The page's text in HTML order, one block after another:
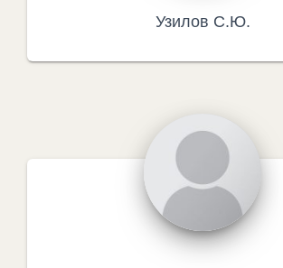
Узилов С.Ю.